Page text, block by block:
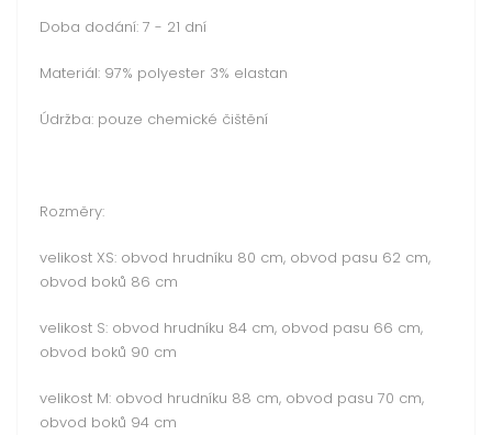
Doba dodání: 7 - 21 dní
Materiál: 97% polyester 3% elastan
Údržba: pouze chemické čištění
Rozměry:
velikost XS: obvod hrudníku 80 cm, obvod pasu 62 cm,
obvod boků 86 cm
velikost S: obvod hrudníku 84 cm, obvod pasu 66 cm,
obvod boků 90 cm
velikost M: obvod hrudníku 88 cm, obvod pasu 70 cm,
obvod boků 94 cm